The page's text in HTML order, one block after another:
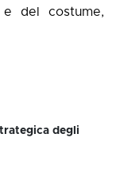
del costume,
degli